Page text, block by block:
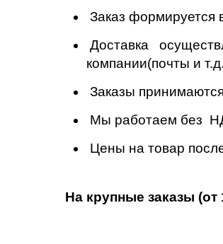
Заказ формируется
Доставка
компании(почты и
Заказы
Мы работаем без
Цены на товар
На крупные заказы